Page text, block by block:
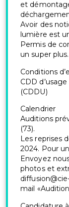
et
Avoir des
lumière est
Permis de
un super plus.
Conditions
CDD
(CDDU)
Calendrier
Auditions
(73).
Les reprises
2024. Pour
Envoyez
photos et
mail